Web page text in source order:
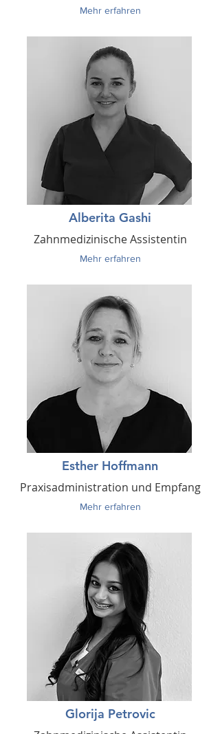
Mehr erfahren
Alberita Gashi
Zahnmedizinische Assistentin
Mehr erfahren
Esther Hoffmann
Praxisadministration und Empfang
Mehr erfahren
Glorija Petrovic